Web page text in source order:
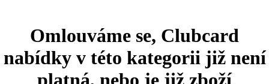
Omlouváme se, Clubcard
nabídky v této kategorii již není